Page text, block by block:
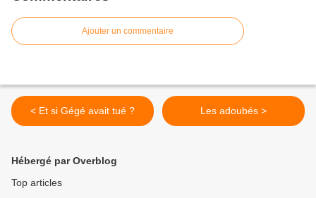
Ajouter un commentaire
< Et si Gégé avait tué ? Les adoubés >
Hébergé par Overblog
Top articles